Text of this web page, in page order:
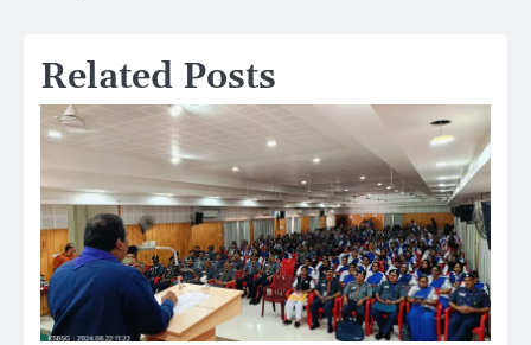
Related Posts